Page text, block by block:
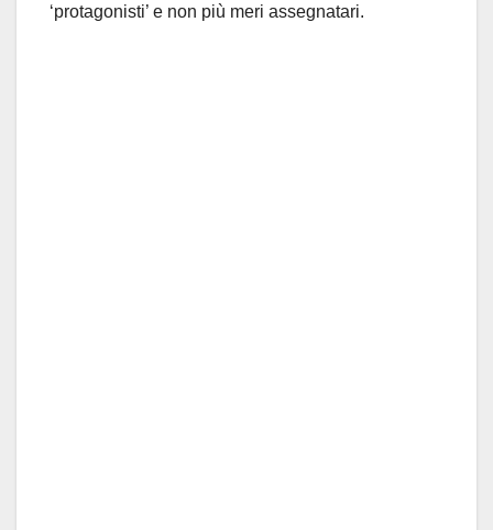
‘protagonisti’ e non più meri assegnatari.